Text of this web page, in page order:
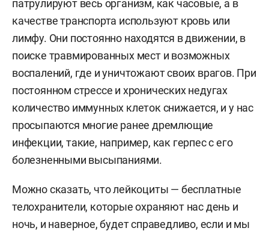
патрулируют весь организм, как часовые, а в
качестве транспорта используют кровь или
лимфу. Они постоянно находятся в движении, в
поиске травмированных мест и возможных
воспалений, где и уничтожают своих врагов. При
постоянном стрессе и хронических недугах
количество иммунных клеток снижается, и у нас
просыпаются многие ранее дремлющие
инфекции, такие, например, как герпес с его
болезненными высыпаниями.
Можно сказать, что лейкоциты — бесплатные
телохранители, которые охраняют нас день и
ночь, и наверное, будет справедливо, если и мы